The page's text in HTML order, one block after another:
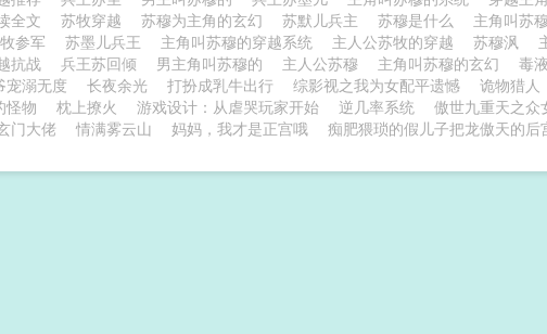
全文 苏牧穿越 苏穆为主角的玄幻 苏默儿兵主 苏穆是什么 主角叫苏
参军 苏墨儿兵王 主角叫苏穆的穿越系统 主人公苏牧的穿越 苏穆沨
抗战 兵王苏回倾 男主角叫苏穆的 主人公苏穆 主角叫苏穆的玄幻 毒
宠溺无度
长夜余光 打扮成乳牛出行 综影视之我为女配平遗憾 诡物猎人
怪物
枕上撩火 游戏设计：从虐哭玩家开始 逆几率系统 傲世九重天之众
门大佬 情满雾云山 妈妈，我才是正宫哦 痴肥猥琐的假儿子把龙傲天的后